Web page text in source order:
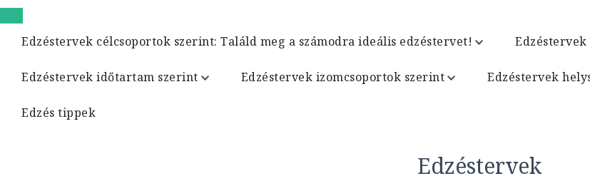
Edzéstervek célcsoportok szerint: Találd meg a számodra ideális edzéstervet!
Edzéstervek időtartam szerint Edzéstervek izomcsoportok szerint Edzéstervek
Edzés tippek
Edzéstervek